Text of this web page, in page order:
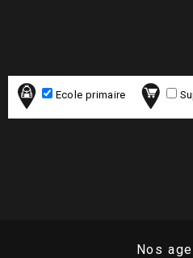
Ecole primaire
Nos